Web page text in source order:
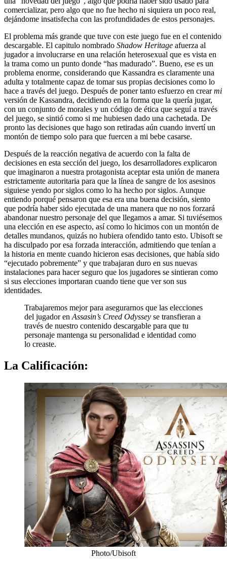
comercializar, pero algo que no fue hecho ni siquiera un poco real,
dejándome insatisfecha con las profundidades de estos personajes.
El problema más grande que tuve con este juego fue en el contenido
descargable. El capitulo nombrado Shadow Heritage afuerza al
jugador a involucrarse en una relación heterosexual que es vista en
la trama como un punto donde “has madurado”. Bueno, ese es un
problema enorme, considerando que Kassandra es claramente una
adulta y totalmente capaz de tomar sus propias decisiones como lo
hace a través del juego. Después de poner tanto esfuerzo en crearmi
versión de Kassandra, decidiendo en la forma que la quería jugar,
con un conjunto de morales y un código de ética que seguí a través
del juego, se sintió como si me hubiesen dado una cachetada. De
pronto las decisiones que hago son retiradas aún cuando invertí un
montón de tiempo solo para que fuercen a mi bebe casarse.
Después de la reacción negativa de acuerdo con la falta de
decisiones en esta sección del juego, los desarrolladores explicaron
que imaginaron a nuestra protagonista aceptar esta unión de manera
estrictamente autoritaria para que la línea de sangre de los asesinos
siguiese yendo por siglos como lo ha hecho por siglos. Aunque
entiendo porqué pensaron que esa era una buena decisión, siento
que podría haber sido ejecutada de una manera que no nos forzará
abandonar nuestro personaje del que llegamos a amar. Si tuviésemos
una elección en ese aspecto, así como lo hicimos con un montón de
detalles mundanos, quizás no hubiera ofendido tanto esto. Ubisoft se
ha disculpado por esa forzada interacción, admitiendo que tenían a
la historia en mente cuando hicieron esas decisiones, que había sido
“ejecutado pobremente” y que trabajaran duro en sus nuevas
instalaciones para hacer seguro que los jugadores se sintieran como
si sus elecciones importaran cuando tiene que ver son sus
identidades.
Trabajaremos mejor para asegurarnos que las elecciones
del jugador en Assasin’s Creed Odyssey se transfieran a
través de nuestro contenido descargable para que tu
personaje mantenga su personalidad e identidad como
lo creaste.
La Calificación:
Photo/Ubisoft